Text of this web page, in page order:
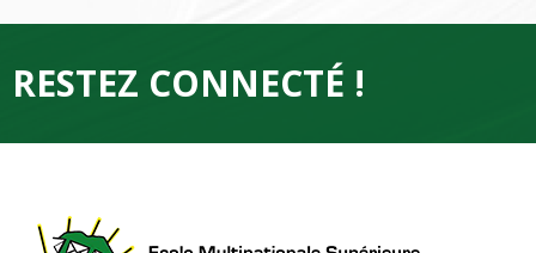
RESTEZ CONNECTÉ !